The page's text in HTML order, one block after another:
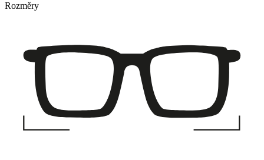
Rozměry